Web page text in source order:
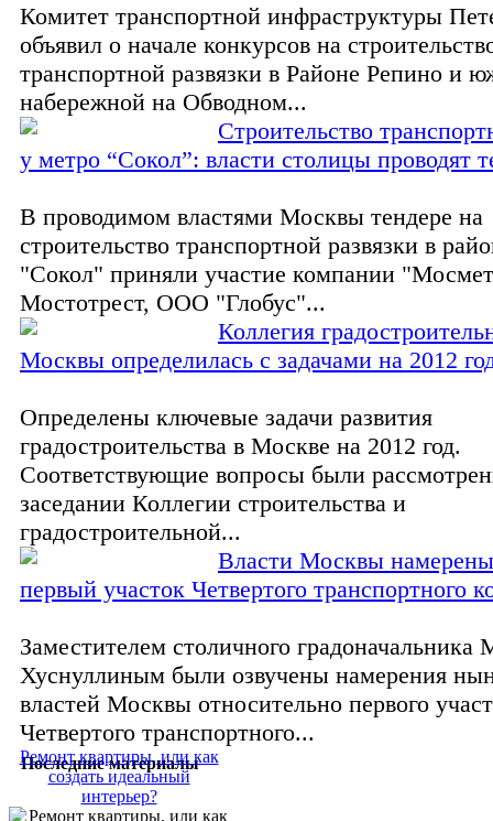
Комитет транспортной инфраструктуры
объявил о начале конкурсов на
транспортной развязки в Районе Репино и
набережной на Обводном...
Строительство
у метро “Сокол”: власти столицы проводят
В проводимом властями Москвы тендере на
строительство транспортной развязки в
"Сокол" приняли участие компании
Мостотрест, ООО "Глобус"...
Коллегия
Москвы определилась с задачами на 2012
Определены ключевые задачи развития
градостроительства в Москве на 2012 год.
Соответствующие вопросы были
заседании Коллегии строительства и
градостроительной...
Власти Москвы
первый участок Четвертого транспортного
Заместителем столичного градоначальника
Хуснуллиным были озвучены намерения
властей Москвы относительно первого
Четвертого транспортного...
Последние материалы
Ремонт квартиры, или как
создать идеальный
интерьер?